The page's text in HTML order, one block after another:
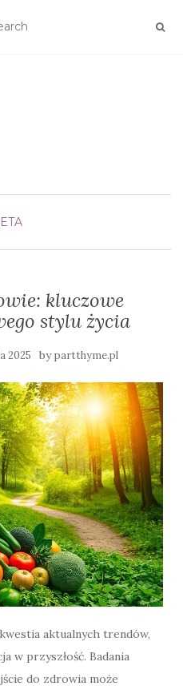
kluczowe
stylu życia
2025 bypartthyme.pl
aktualnych trendów,
w przyszłość. Badania
do zdrowia może